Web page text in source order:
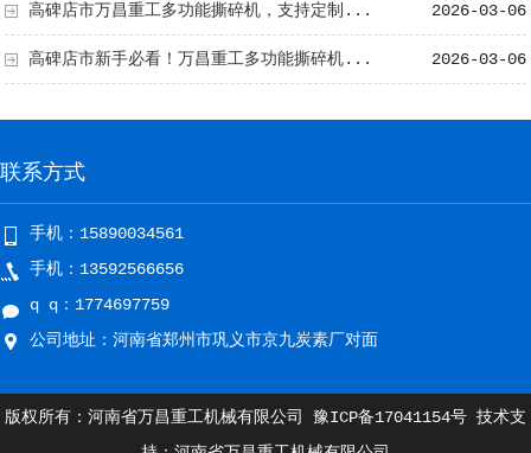
2026-03-06
高碑店市万昌重工多功能撕碎机，支持定制...
2026-03-06
高碑店市新手必看！万昌重工多功能撕碎机...
联系方式
手机：15890034561
手机：13592566656
q q：1774697759
公司地址：河南省郑州市巩义市京九炭素厂对面
版权所有：河南省万昌重工机械有限公司 豫ICP备17041154号 技术支